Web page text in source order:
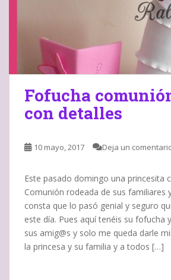
Fofucha
con detalles
10 mayo, 2017 Deja un
Este pasado domingo una princesita
Comunión rodeada de sus familiares
consta que lo pasó genial y seguro
este día. Pues aquí tenéis su fofucha
sus amig@s y solo me queda darle
la princesa y su familia y a todos […]